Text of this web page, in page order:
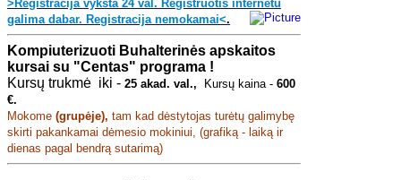
>Registracija vyksta 24 val. Registruotis internetu
galima dabar. Registracija nemokamai<.
Kompiuterizuoti Buhalterinės apskaitos
kursai su "Centas" programa !
Kursų trukmė iki - 25 akad. val., Kursų kaina - 600
€.
Mokome (grupėje), tam kad dėstytojas turėtų galimybę
skirti pakankamai dėmesio mokiniui, (grafiką - laiką ir
dienas pagal bendrą sutarimą)